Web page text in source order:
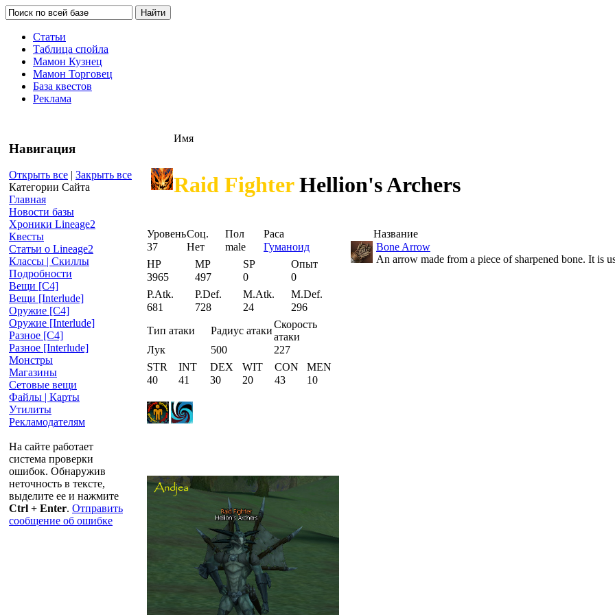
Статьи
Таблица спойла
Мамон Кузнец
Мамон Торговец
База квестов
Реклама
Навигация
Открыть все | Закрыть все
Категории Сайта
Главная
Новости базы
Хроники Lineage2
Квесты
Статьи о Lineage2
Классы | Скиллы
Подробности
Вещи [С4]
Вещи [Interlude]
Оружие [С4]
Оружие [Interlude]
Разное [C4]
Разное [Interlude]
Монстры
Магазины
Сетовые вещи
Файлы | Карты
Утилиты
Рекламодателям
На сайте работает
система проверки
ошибок. Обнаружив
неточность в тексте,
выделите ее и нажмите
Ctrl + Enter. Отправить
сообщение об ошибке
Имя
Raid FighterHellion's Archers
УровеньСоц. Пол
Раса
37
Нет male
Гуманоид
HP
MP SP
Опыт
3965
497 0
0
P.Atk.
P.Def. M.Atk.
M.Def.
681
728 24
296
Тип атаки
Радиус атаки
Скорость
атаки
Лук
500
227
STR
INT DEX WIT CON
MEN
40
41 30 20 43 10
Название
Bone Arrow
An arrow made from a piece of sharpened bone. It is